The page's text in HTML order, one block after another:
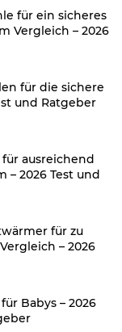
für ein sicheres
Vergleich – 2026
für die sichere
und Ratgeber
ausreichend
– 2026 Test und
für zu
– 2026
Babys – 2026